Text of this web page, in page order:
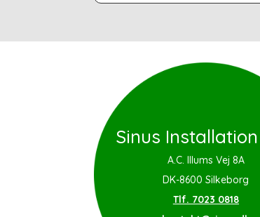
Sinus
A.C. Illums Vej 8A
DK-8600 Silkeborg
Tlf. 7023 0818